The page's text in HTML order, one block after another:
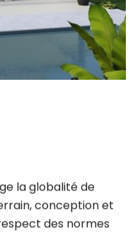
conception et
des normes
(RE2020), dépôt